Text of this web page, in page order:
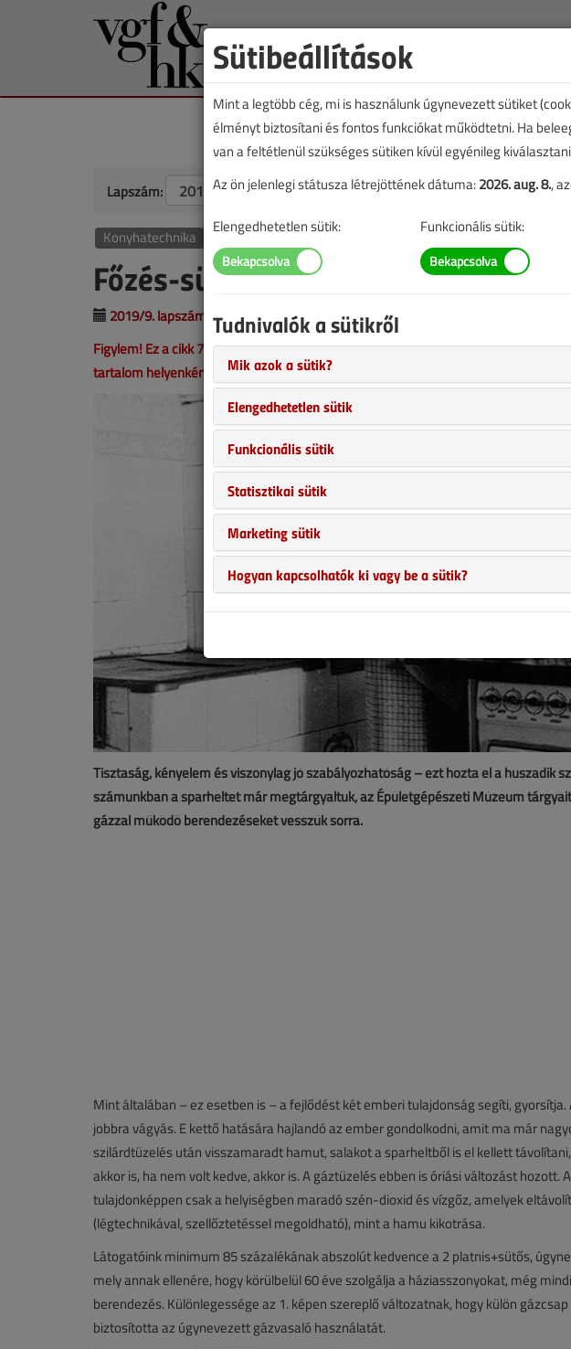
Lapszám:
Konyhatechnika
Főzés-sütés gázzal
2019/9. lapszám | Dr. Chappon Miklós |
9265 |
Figylem! Ez a cikk 7 éve frissült utoljára. A benne szereplő információk mára
tartalom helyenként hiányos lehet (képek, táblázatok stb.).
Tisztaság, kényelem és viszonylag jó szabályozhatóság – ezt hozta el a huszadik
számunkban a sparheltet már megtárgyaltuk, az Épületgépészeti Múzeum
gázzal működő berendezéseket vesszük sorra.
Mint általában – ez esetben is – a fejlődést két emberi tulajdonság segíti, gyorsítja.
jobbra vágyás. E kettő hatására hajlandó az ember gondolkodni, amit ma már
szilárdtüzelés után visszamaradt hamut, salakot a sparheltből is el kellett
akkor is, ha nem volt kedve, akkor is. A gáztüzelés ebben is óriási változást hozott.
tulajdonképpen csak a helyiségben maradó szén-dioxid és vízgőz, amelyek
(légtechnikával, szellőztetéssel megoldható), mint a hamu kikotrása.
Látogatóink minimum 85 százalékának abszolút kedvence a 2 platnis+sütős,
mely annak ellenére, hogy körülbelül 60 éve szolgálja a háziasszonyokat, még
berendezés. Különlegessége az 1. képen szereplő változatnak, hogy külön
biztosította az úgynevezett gázvasaló használatát.
Sütibeállítások
Mint a legtöbb cég, mi is használunk úgynevezett sütiket
élményt biztosítani és fontos funkciókat működtetni. Ha
van a feltétlenül szükséges sütiken kívül egyénileg
Az ön jelenlegi státusza létrejöttének dátuma:2026. aug. 8.,
Elengedhetetlen sütik: Funkcionális sütik:
Tudnivalók a sütikről
Mik azok a sütik?
Elengedhetetlen sütik
Funkcionális sütik
Statisztikai sütik
Marketing sütik
Hogyan kapcsolhatók ki vagy be a sütik?